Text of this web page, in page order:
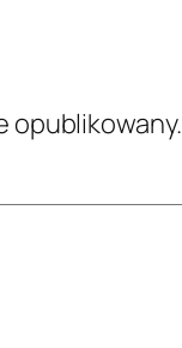
opublikowany.